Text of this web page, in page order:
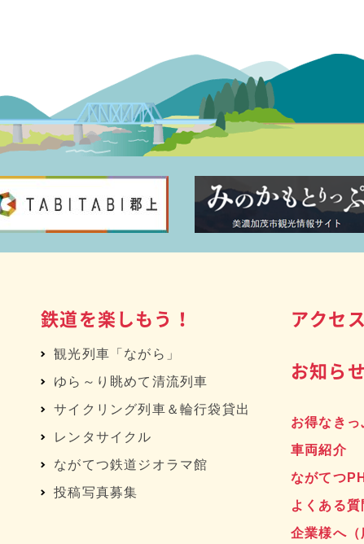
鉄道を楽しもう！
観光列車「ながら」
ゆら～り眺めて清流列車
サイクリング列車＆輪行袋貸出
レンタサイクル
ながてつ鉄道ジオラマ館
投稿写真募集
アクセ
お知ら
お得なきっ
車両紹介
ながてつ
よくある質
企業様へ（